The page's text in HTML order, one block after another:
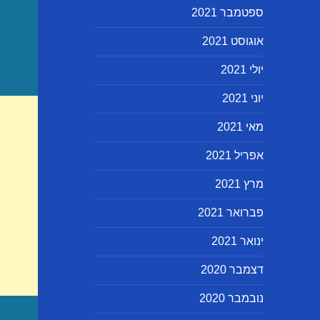
ספטמבר 2021
אוגוסט 2021
יולי 2021
יוני 2021
מאי 2021
אפריל 2021
מרץ 2021
פברואר 2021
ינואר 2021
דצמבר 2020
נובמבר 2020